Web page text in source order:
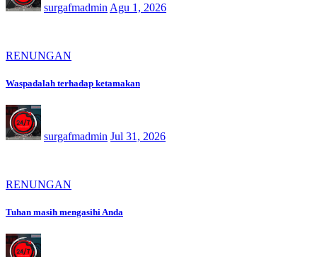
surgafmadmin Agu 1, 2026
RENUNGAN
Waspadalah terhadap ketamakan
surgafmadmin Jul 31, 2026
RENUNGAN
Tuhan masih mengasihi Anda